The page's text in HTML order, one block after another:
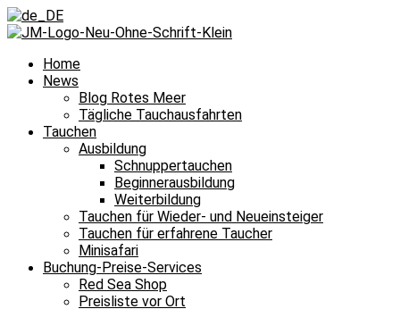
Home
News
Blog Rotes Meer
Tägliche Tauchausfahrten
Tauchen
Ausbildung
Schnuppertauchen
Beginnerausbildung
Weiterbildung
Tauchen für Wieder- und Neueinsteiger
Tauchen für erfahrene Taucher
Minisafari
Buchung-Preise-Services
Red Sea Shop
Preisliste vor Ort